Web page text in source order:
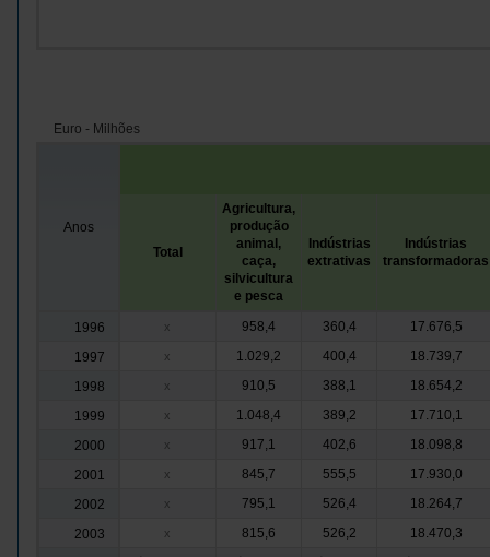
Euro - Milhões
Anos
Total
Agricultura,
produção
animal,
caça,
silvicultura
e pesca
Indústrias
extrativas
Indústrias
transformadoras
1996 x 958,4 360,4
17.676,5
1997
x 1.029,2 400,4
18.739,7
1998
x 910,5 388,1
18.654,2
1999
x 1.048,4 389,2
17.710,1
2000
x 917,1 402,6
18.098,8
2001
x 845,7 555,5
17.930,0
2002
x 795,1 526,4
18.264,7
2003
x 815,6 526,2
18.470,3